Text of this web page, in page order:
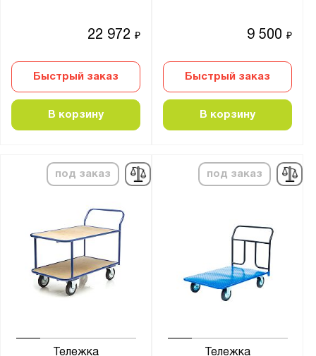
22 972₽
Быстрый заказ
В корзину
9 500₽
Быстрый заказ
В корзину
под заказ
Тележка
под заказ
Тележка
550
560
Особенности:
Большегрузная
Для воды
Для газовых баллонов
Для картона
Поворотная ось
Производство колёс: